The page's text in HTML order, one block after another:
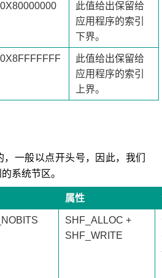
0X80000000
此值给出保留给
应用程序的索引
下界。
0X8FFFFFFF
此值给出保留给
应用程序的索引
上界。
一般以点开头号，因此，我们
系统节区。
属性
SHF_ALLOC +
SHF_WRITE